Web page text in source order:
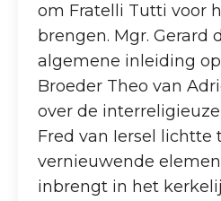
om Fratelli Tutti voor
brengen. Mgr. Gerard
algemene inleiding
Broeder Theo van
over de
Fred van Iersel lichtte
vernieuwende
inbrengt in het